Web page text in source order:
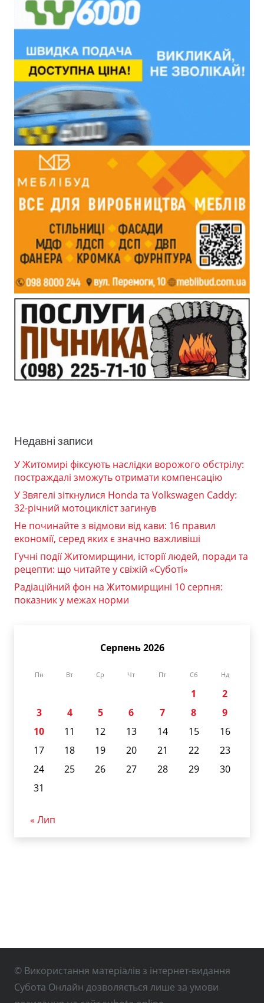
Недавні записи
У Житомирі фіксують наслідки ворожого обстрілу:
постраждалі зможуть отримати компенсацію
У Звягелі зіткнулися Honda та Volkswagen Caddy:
32-річний мотоцикліст загинув
Не починайте з відмови від кави: 16 правил
економії, серед яких є значно важливіші
Гучні події Житомирщини, історії людей, поради та
рецепти: що читайте у свіжій «Суботі»
Радіаційний фон на Житомирщині 10 серпня:
показник у межах норми
Серпень 2026
Пн Вт Ср Чт Пт Сб Нд
1
2
3
4 5 6 7 8
9
10
11 12 13 14 15
16
17
18 19 20 21 22
23
24
25 26 27 28 29
30
31
« Лип
© Використання матеріалів з інтернет-видання
Субота Онлайн дозволяється лише за умови